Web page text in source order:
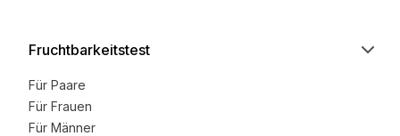
Fruchtbarkeitstest
Für Paare
Für Frauen
Für Männer